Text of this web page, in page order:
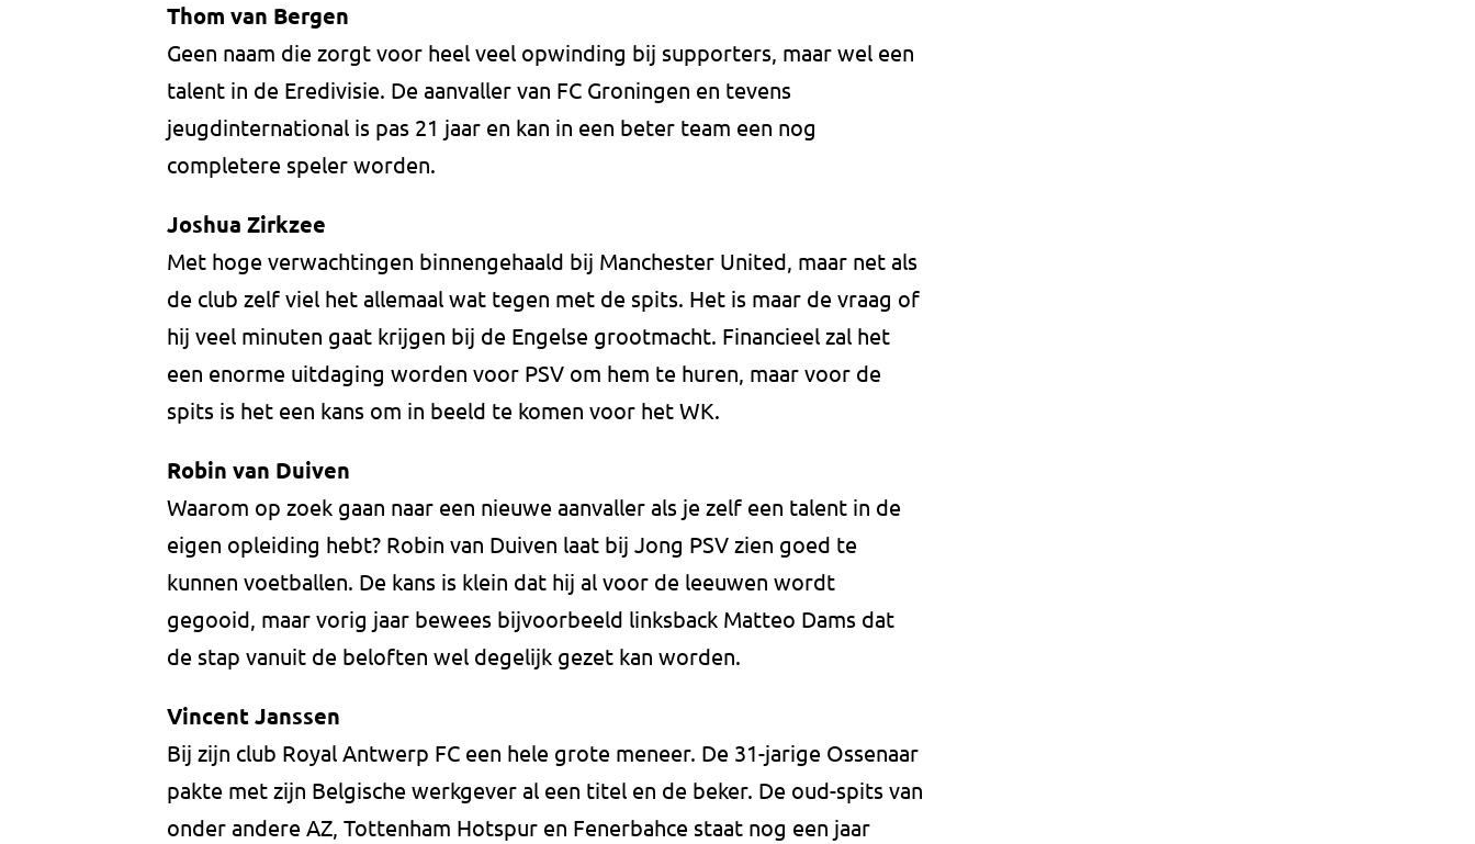
Thom van Bergen
Geen naam die zorgt voor heel veel opwinding bij supporters, maar wel een
talent in de Eredivisie. De aanvaller van FC Groningen en tevens
jeugdinternational is pas 21 jaar en kan in een beter team een nog
completere speler worden.
Joshua Zirkzee
Met hoge verwachtingen binnengehaald bij Manchester United, maar net als
de club zelf viel het allemaal wat tegen met de spits. Het is maar de vraag of
hij veel minuten gaat krijgen bij de Engelse grootmacht. Financieel zal het
een enorme uitdaging worden voor PSV om hem te huren, maar voor de
spits is het een kans om in beeld te komen voor het WK.
Robin van Duiven
Waarom op zoek gaan naar een nieuwe aanvaller als je zelf een talent in de
eigen opleiding hebt? Robin van Duiven laat bij Jong PSV zien goed te
kunnen voetballen. De kans is klein dat hij al voor de leeuwen wordt
gegooid, maar vorig jaar bewees bijvoorbeeld linksback Matteo Dams dat
de stap vanuit de beloften wel degelijk gezet kan worden.
Vincent Janssen
Bij zijn club Royal Antwerp FC een hele grote meneer. De 31-jarige Ossenaar
pakte met zijn Belgische werkgever al een titel en de beker. De oud-spits van
onder andere AZ, Tottenham Hotspur en Fenerbahce staat nog een jaar